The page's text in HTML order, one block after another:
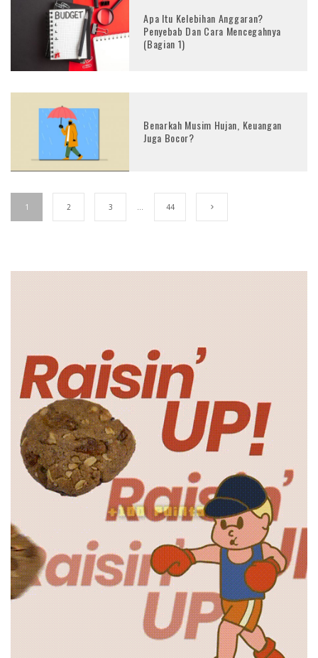
Apa Itu Kelebihan Anggaran?
Penyebab Dan Cara Mencegahnya
(Bagian 1)
Benarkah Musim Hujan, Keuangan
Juga Bocor?
1 2 3 … 44